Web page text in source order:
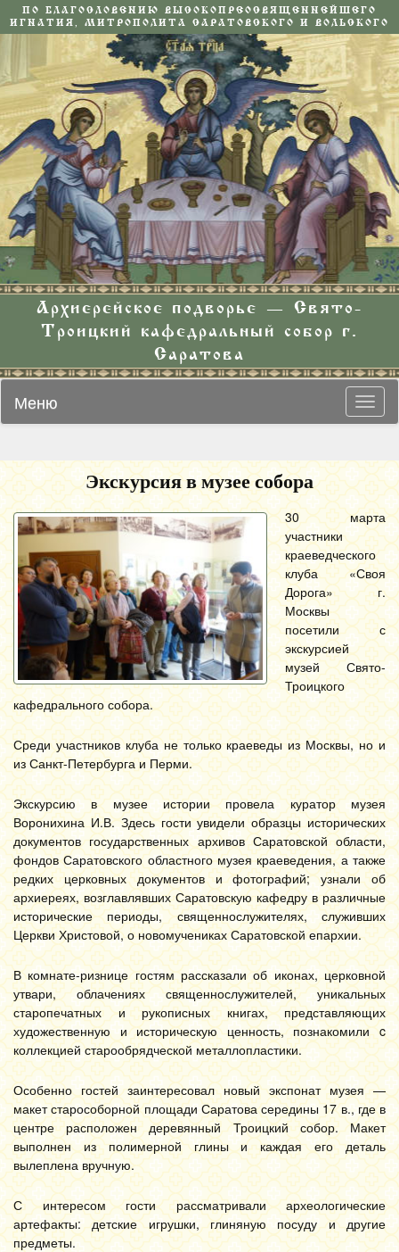
ПО БЛАГОСЛОВЕНИЮ ВЫСОКОПРЕОСВЯЩЕННЕЙШЕГО
ИГНАТИЯ, МИТРОПОЛИТА САРАТОВСКОГО И ВОЛЬСКОГО
Архиерейское подворье — Свято-
Троицкий кафедральный собор г.
Саратова
Меню
Экскурсия в музее собора
30 марта
участники
краеведческого
клуба «Своя
Дорога» г.
Москвы
посетили с
экскурсией
музей Свято-
Троицкого
кафедрального собора.
Среди участников клуба не только краеведы из Москвы, но и
из Санкт-Петербурга и Перми.
Экскурсию в музее истории провела куратор музея
Воронихина И.В. Здесь гости увидели образцы исторических
документов государственных архивов Саратовской области,
фондов Саратовского областного музея краеведения, а также
редких церковных документов и фотографий; узнали об
архиереях, возглавлявших Саратовскую кафедру в различные
исторические периоды, священнослужителях, служивших
Церкви Христовой, о новомучениках Саратовской епархии.
В комнате-ризнице гостям рассказали об иконах, церковной
утвари, облачениях священнослужителей, уникальных
старопечатных и рукописных книгах, представляющих
художественную и историческую ценность, познакомили c
коллекцией старообрядческой металлопластики.
Особенно гостей заинтересовал новый экспонат музея —
макет старособорной площади Саратова середины 17 в., где в
центре расположен деревянный Троицкий собор. Макет
выполнен из полимерной глины и каждая его деталь
вылеплена вручную.
С интересом гости рассматривали археологические
артефакты: детские игрушки, глиняную посуду и другие
предметы.